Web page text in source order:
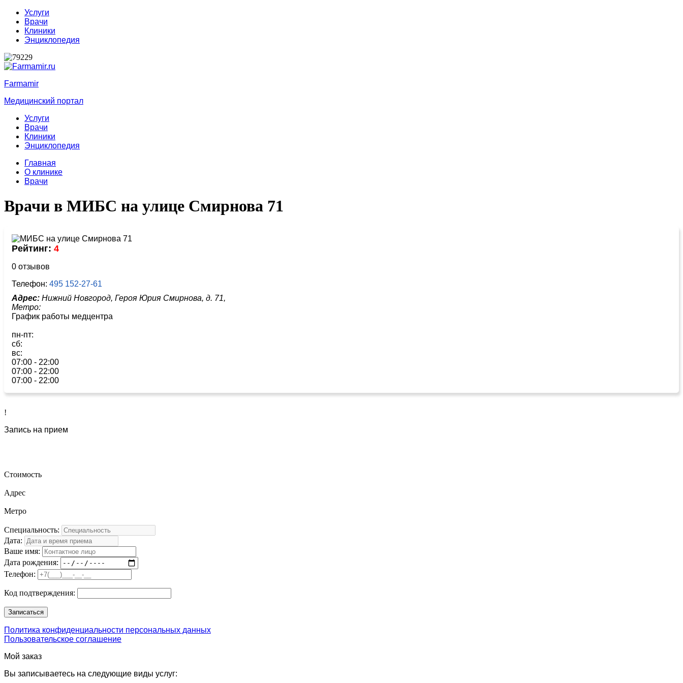
Услуги
Врачи
Клиники
Энциклопедия
Farmamir
Медицинский портал
Услуги
Врачи
Клиники
Энциклопедия
Главная
О клинике
Врачи
Врачи в МИБС на улице Смирнова 71
Рейтинг: 4
0 отзывов
Телефон: 495 152-27-61
Адрес: Нижний Новгород, Героя Юрия Смирнова, д. 71,
Метро:
График работы медцентра
пн-пт:
сб:
вс:
07:00 - 22:00
07:00 - 22:00
07:00 - 22:00
!
Запись на прием
Стоимость
Адрес
Метро
Специальность:
Дата:
Ваше имя:
Дата рождения:
Телефон:
Код подтверждения:
Политика конфиденциальности персональных данных
Пользовательское соглашение
Мой заказ
Вы записываетесь на следующие виды услуг: